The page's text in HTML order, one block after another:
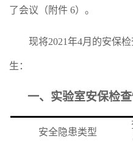
了会议（附件 6）。
现将2021年4月的安保
生：
一、实验室安保检
安全隐患类型